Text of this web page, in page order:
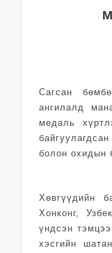
Сагсан
ангилалд
медаль
болон охидын
Хөвгүүдийн
Хонконг,
үндсэн
хэсгийн